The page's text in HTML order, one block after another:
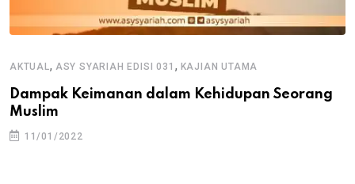
AKTUAL , ASY SYARIAH EDISI 031 , KAJIAN UTAMA
Dampak Keimanan dalam Kehidupan Seorang
Muslim
11/01/2022